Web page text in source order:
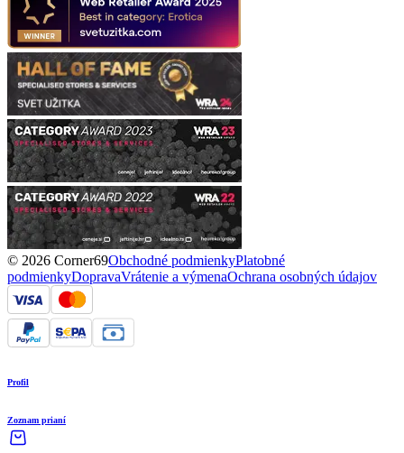
© 2026 Corner69Obchodné podmienkyPlatobné
podmienkyDopravaVrátenie a výmenaOchrana osobných údajov
Profil
Zoznam prianí